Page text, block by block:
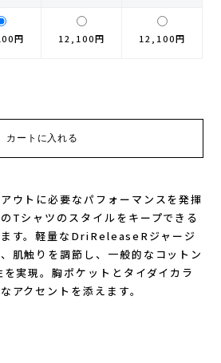
)
ト)
ル)
円 12,100円 12,100円
ウトに必要なパフォーマンスを発揮
Tシャツのスタイルをキープできる
す。軽量なDriReleaseRジャージ
肌触りを調節し、一般的なコットン
実現。胸ポケットとタイダイカラ
アクセントを添えます。